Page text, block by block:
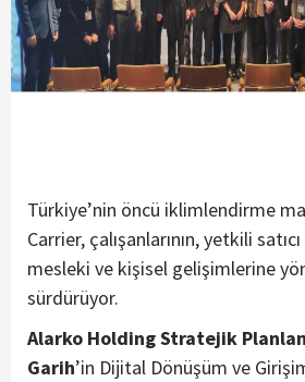
Türkiye’nin öncü iklimlendirme
Carrier, çalışanlarının, yetkili
mesleki ve kişisel gelişimlerine
sürdürüyor.
Alarko Holding Stratejik
Garih’in Dijital Dönüşüm ve